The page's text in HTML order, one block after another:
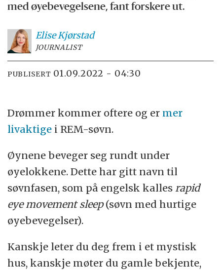
med øyebevegelsene, fant forskere ut.
Elise Kjørstad
JOURNALIST
PUBLISERT 01.09.2022 - 04:30
Drømmer kommer oftere og er mer
livaktige i REM-søvn.
Øynene beveger seg rundt under
øyelokkene. Dette har gitt navn til
søvnfasen, som på engelsk kalles rapid
eye movement sleep(søvn med hurtige
øyebevegelser).
Kanskje leter du deg frem i et mystisk
hus, kanskje møter du gamle bekjente,